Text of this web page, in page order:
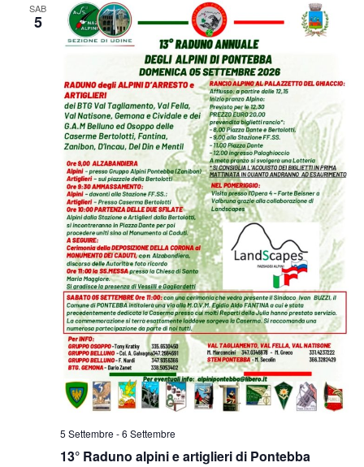
SAB
5
13° Raduno alpini e artiglieri di Pontebba
5 Settembre -6 Settembre